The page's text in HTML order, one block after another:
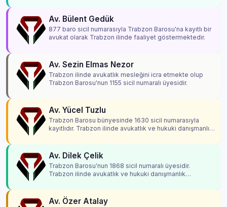
Av. Bülent Gedük
877 baro sicil numarasıyla Trabzon Barosu'na kayıtlı bir
avukat olarak Trabzon ilinde faaliyet göstermektedir.
Av. Sezin Elmas Nezor
Trabzon ilinde avukatlık mesleğini icra etmekte olup
Trabzon Barosu'nun 1155 sicil numaralı üyesidir.
Av. Yücel Tuzlu
Trabzon Barosu bünyesinde 1630 sicil numarasıyla
kayıtlıdır. Trabzon ilinde avukatlık ve hukuki danışmanlık
Av. Dilek Çelik
Trabzon Barosu'nun 1868 sicil numaralı üyesidir.
Trabzon ilinde avukatlık ve hukuki danışmanlık
Av. Özer Atalay